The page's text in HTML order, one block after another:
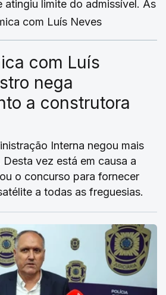
atingiu limite do admissível. As
com Luís Neves
com Luís
nega
a construtora
Interna negou mais
vez está em causa a
o concurso para fornecer
a todas as freguesias.